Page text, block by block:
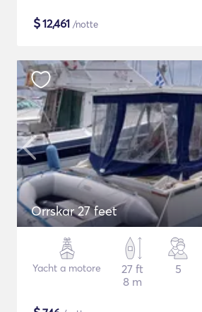
$12,461 /notte
Orrskar 27 feet
Yacht a motore
27 ft
8 m
5